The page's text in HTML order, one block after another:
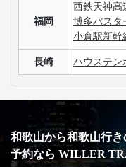
福岡
西鉄天神高
博多バスタ
小倉駅新幹
長崎 ハウステン
和歌山から和歌山行
予約なら WILLER